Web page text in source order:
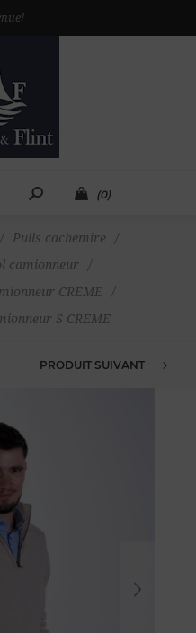
(0)
/ Pulls cachemire
/
camionneur
/
CREME
/
S CREME
PRODUIT SUIVANT